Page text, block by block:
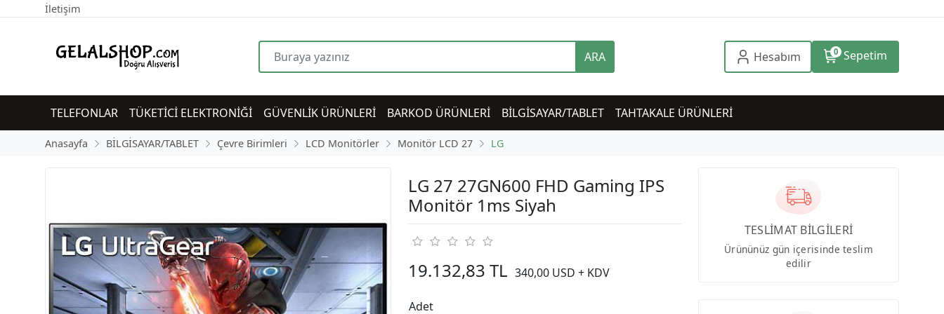
İletişim
ARA Hesabım 0 Sepetim
TELEFONLAR TÜKETİCİ ELEKTRONİĞİ GÜVENLİK ÜRÜNLERİ BARKOD ÜRÜNLERİ BİLGİSAYAR/TABLET TAHTAKALE ÜRÜNLERİ
Anasayfa BİLGİSAYAR/TABLET Çevre Birimleri LCD Monitörler Monitör LCD 27 LG
LG 27 27GN600 FHD Gaming IPS
Monitör 1ms Siyah
19.132,83 TL 340,00 USD + KDV
Adet
TESLİMAT BİLGİLERİ
Ürününüz gün içerisinde teslim
edilir